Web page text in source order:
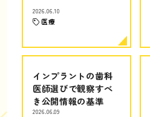
2026.06.10
医療
インプラントの歯科
医師選びで観察すべ
き公開情報の基準
2026.06.09